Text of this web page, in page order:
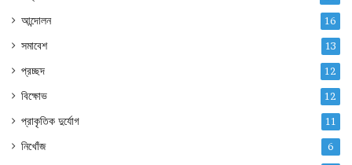
আন্দোলন 16
সমাবেশ 13
প্রচ্ছদ 12
বিক্ষোভ 12
প্রাকৃতিক দুর্যোগ 11
নিখোঁজ 6